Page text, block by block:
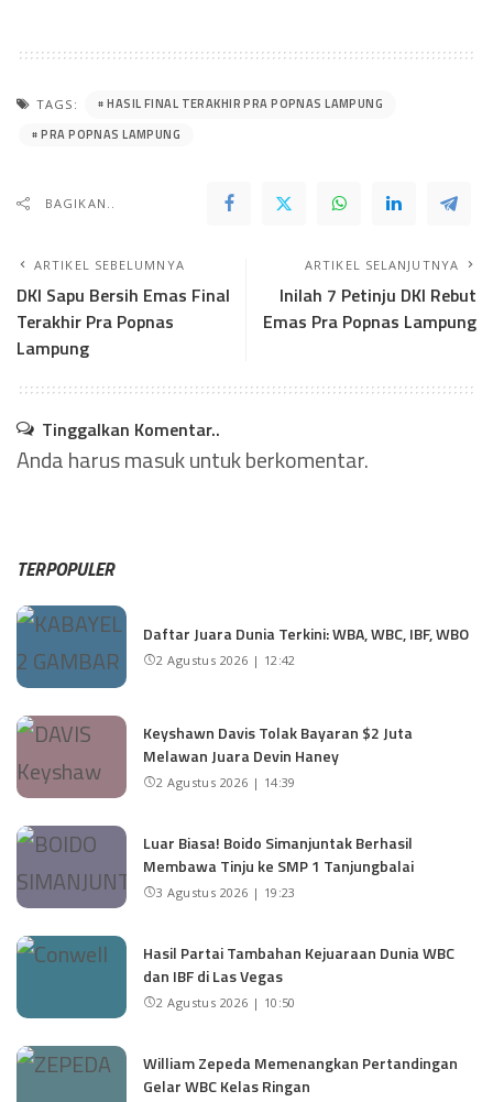
TAGS:
HASIL FINAL TERAKHIR PRA POPNAS LAMPUNG
PRA POPNAS LAMPUNG
BAGIKAN..
ARTIKEL SEBELUMNYA
DKI Sapu Bersih Emas Final
Terakhir Pra Popnas
Lampung
ARTIKEL SELANJUTNYA
Inilah 7 Petinju DKI Rebut
Emas Pra Popnas Lampung
Tinggalkan Komentar..
Anda harusmasukuntuk berkomentar.
TERPOPULER
Daftar Juara Dunia Terkini: WBA, WBC, IBF, WBO
2 Agustus 2026 | 12:42
Keyshawn Davis Tolak Bayaran $2 Juta
Melawan Juara Devin Haney
2 Agustus 2026 | 14:39
Luar Biasa! Boido Simanjuntak Berhasil
Membawa Tinju ke SMP 1 Tanjungbalai
3 Agustus 2026 | 19:23
Hasil Partai Tambahan Kejuaraan Dunia WBC
dan IBF di Las Vegas
2 Agustus 2026 | 10:50
William Zepeda Memenangkan Pertandingan
Gelar WBC Kelas Ringan